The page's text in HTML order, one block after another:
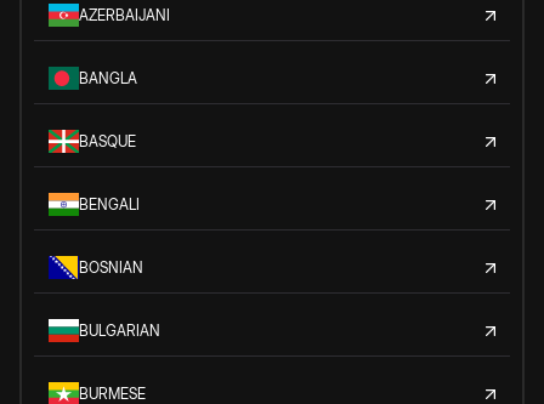
AZERBAIJANI
BANGLA
BASQUE
BENGALI
BOSNIAN
BULGARIAN
BURMESE